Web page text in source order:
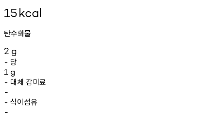
15kcal
탄수화물
2 g
- 당
1 g
- 대체 감미료
-
- 식이섬유
-